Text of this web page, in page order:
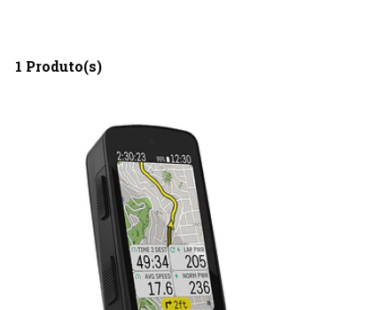
1 Produto(s)